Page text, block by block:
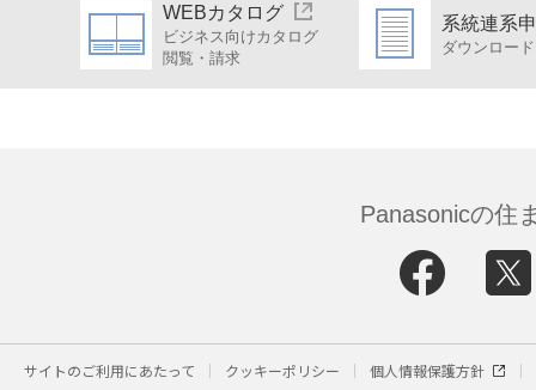
WEBカタログ
ビジネス向けカタログ
閲覧・請求
系統連系
ダウンロード
Panasonicの住
サイトのご利用にあたって クッキーポリシー
個人情報保護方針